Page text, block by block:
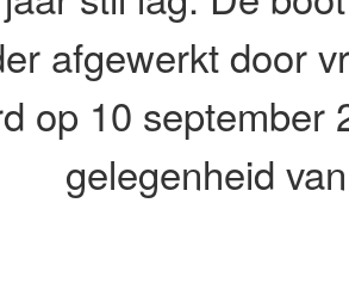
afgewerkt door
op 10 september
gelegenheid